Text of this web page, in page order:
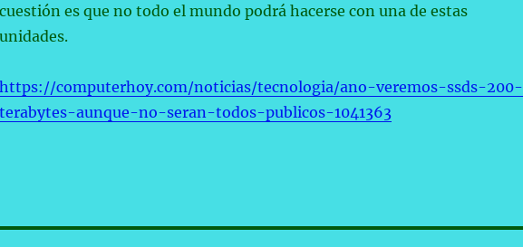
cuestión es que no todo el mundo podrá hacerse con una de estas
unidades.
https://computerhoy.com/noticias/tecnologia/ano-veremos-ssds-200-
terabytes-aunque-no-seran-todos-publicos-1041363